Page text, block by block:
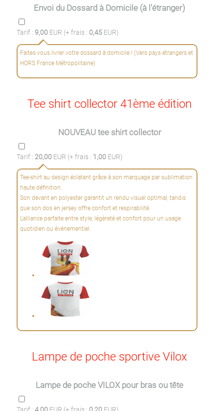
Envoi du Dossard à Domicile (à l'étranger)
Tarif : 9,00 EUR (+ frais : 0,45 EUR)
Faites vous livrer votre dossard à domicile ! (Vers pays étrangers et
HORS France Métropolitaine)
Tee shirt collector 41ème édition
NOUVEAU tee shirt collector
Tarif : 20,00 EUR (+ frais : 1,00 EUR)
Tee-shirt au design éclatant grâce à son marquage par sublimation
haute définition.
Son devant en polyester garantit un rendu visuel optimal, tandis
que son dos en jersey offre confort et respirabilité.
L'alliance parfaite entre style, légèreté et confort pour un usage
quotidien ou événementiel.
Lampe de poche sportive Vilox
Lampe de poche VILOX pour bras ou tête